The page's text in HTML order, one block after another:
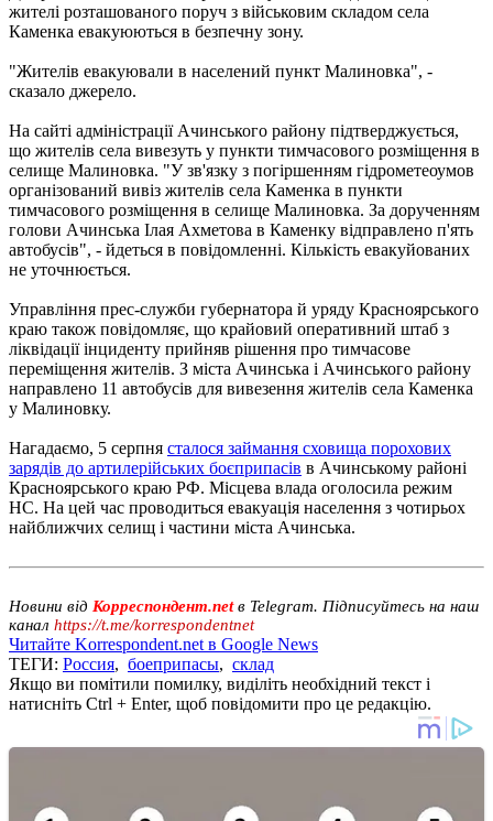
жителі розташованого поруч з військовим складом села
Каменка евакуюються в безпечну зону.
"Жителів евакуювали в населений пункт Малиновка", -
сказало джерело.
На сайті адміністрації Ачинського району підтверджується,
що жителів села вивезуть у пункти тимчасового розміщення в
селище Малиновка. "У зв'язку з погіршенням гідрометеоумов
організований вивіз жителів села Каменка в пункти
тимчасового розміщення в селище Малиновка. За дорученням
голови Ачинська Ілая Ахметова в Каменку відправлено п'ять
автобусів", - йдеться в повідомленні. Кількість евакуйованих
не уточнюється.
Управління прес-служби губернатора й уряду Красноярського
краю також повідомляє, що крайовий оперативний штаб з
ліквідації інциденту прийняв рішення про тимчасове
переміщення жителів. З міста Ачинська і Ачинського району
направлено 11 автобусів для вивезення жителів села Каменка
у Малиновку.
Нагадаємо, 5 серпня сталося займання сховища порохових
зарядів до артилерійських боєприпасів в Ачинському районі
Красноярського краю РФ. Місцева влада оголосила режим
НС. На цей час проводиться евакуація населення з чотирьох
найближчих селищ і частини міста Ачинська.
Новини від Корреспондент.netв Telegram. Підписуйтесь на наш
канал https://t.me/korrespondentnet
Читайте Korrespondent.net в Google News
ТЕГИ: Россия, боеприпасы, склад
Якщо ви помітили помилку, виділіть необхідний текст і
натисніть Ctrl + Enter, щоб повідомити про це редакцію.